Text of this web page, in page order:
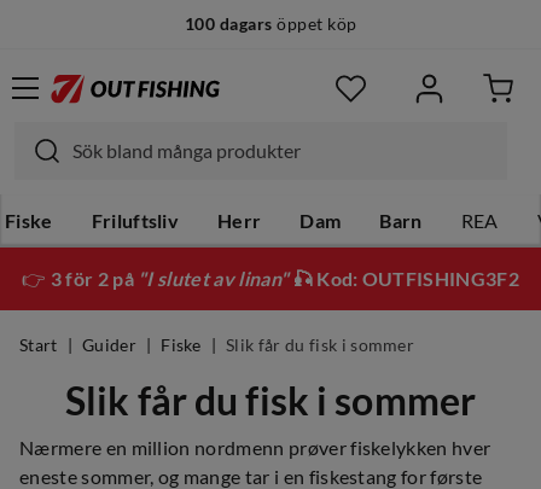
14 dagars fri retur
Fiske Friluftsliv Herr Dam Barn REA
👉 3 för 2 på "I slutet av linan"🎣 Kod: OUTFISHING3F2
Start Guider Fiske Slik får du fisk i sommer
Slik får du fisk i sommer
Nærmere en million nordmenn prøver fiskelykken hver
eneste sommer, og mange tar i en fiskestang for første